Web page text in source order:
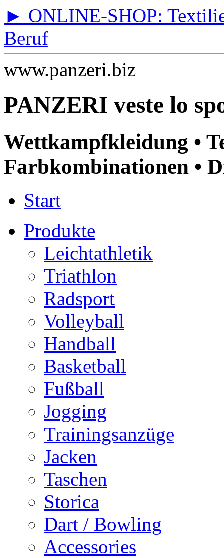
► ONLINE-SHOP:
Beruf
www.panzeri.biz
PANZERI veste lo
Wettkampfkleidung •
Farbkombinationen •
Start
Produkte
Leichtathletik
Triathlon
Radsport
Volleyball
Handball
Basketball
Fußball
Jogging
Trainingsanzüge
Jacken
Taschen
Storica
Dart / Bowling
Accessories